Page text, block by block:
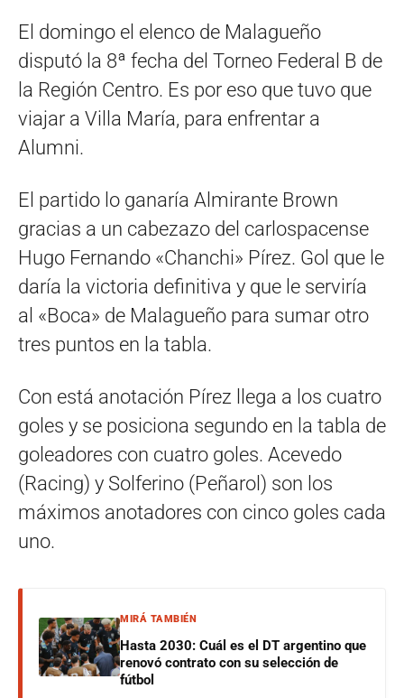
El domingo el elenco de Malagueño
disputó la 8ª fecha del Torneo Federal B de
la Región Centro. Es por eso que tuvo que
viajar a Villa María, para enfrentar a
Alumni.
El partido lo ganaría Almirante Brown
gracias a un cabezazo del carlospacense
Hugo Fernando «Chanchi» Pírez. Gol que le
daría la victoria definitiva y que le serviría
al «Boca» de Malagueño para sumar otro
tres puntos en la tabla.
Con está anotación Pírez llega a los cuatro
goles y se posiciona segundo en la tabla de
goleadores con cuatro goles. Acevedo
(Racing) y Solferino (Peñarol) son los
máximos anotadores con cinco goles cada
uno.
MIRÁ TAMBIÉN
Hasta 2030: Cuál es el DT argentino que
renovó contrato con su selección de
fútbol